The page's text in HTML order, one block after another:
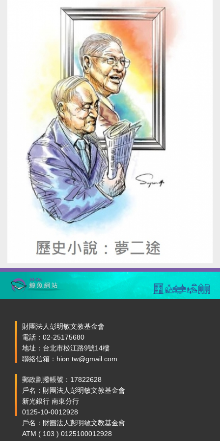
財團法人彭明敏文教基金會
電話：02-25175680
地址：台北市松江路9號14樓
聯絡信箱：hion.tw@gmail.com
郵政劃撥帳號：17822628
戶名：財團法人彭明敏文教基金會
新光銀行 南東分行
0125-10-0012928
戶名：財團法人彭明敏文教基金會
ATM ( 103 ) 0125100012928